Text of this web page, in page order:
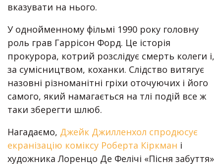
вказувати на нього.
У однойменному фільмі 1990 року головну
роль грав Гаррісон Форд. Це історія
прокурора, котрий розслідує смерть колеги і,
за сумісництвом, коханки. Слідство витягує
назовні різноманітні гріхи оточуючих і його
самого, який намагається на тлі подій все ж
таки зберегти шлюб.
Нагадаємо, Джейк Джилленхол спродюсує
екранізацію коміксу Роберта Кіркман і
художника Лоренцо Де Фелічі «Пісня забуття»